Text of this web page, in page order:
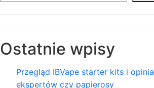
Ostatnie wpisy
Przegląd IBVape starter kits i opinia
ekspertów czy papierosy